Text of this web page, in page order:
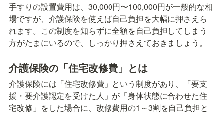
手すりの設置費用は、30,000円〜100,000円が一般的な相
場ですが、介護保険を使えば自己負担を大幅に押さえら
れます。この制度を知らずに全額を自己負担してしまう
方がたまにいるので、しっかり押さえておきましょう。
介護保険の「住宅改修費」とは
介護保険には「住宅改修費」という制度があり、「要支
援・要介護認定を受けた人」が「身体状態に合わせた住
宅改修」をした場合に、改修費用の1～3割を自己負担と